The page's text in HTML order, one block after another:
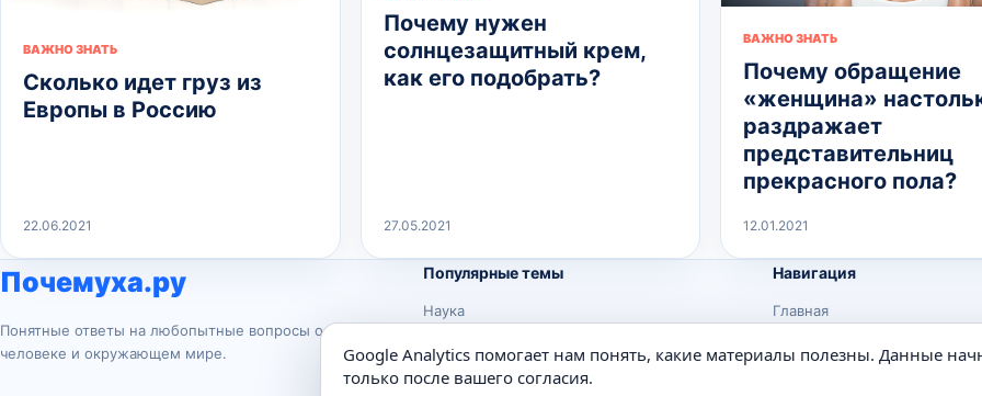
ВАЖНО ЗНАТЬ
Сколько идет груз из
Европы в Россию
22.06.2021
Почему нужен
солнцезащитный крем,
как его подобрать?
27.05.2021
ВАЖНО ЗНАТЬ
Почему обращение
«женщина»
раздражает
представительниц
прекрасного пола?
12.01.2021
Почемуха.ру
Понятные ответы на любопытные вопросы о
человеке и окружающем мире.
Популярные темы
Наука
Животные
Навигация
Главная
Google Analytics помогает нам понять, какие материалы полезны. Данные
только после вашего согласия.